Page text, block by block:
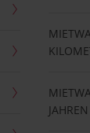
JAHREN